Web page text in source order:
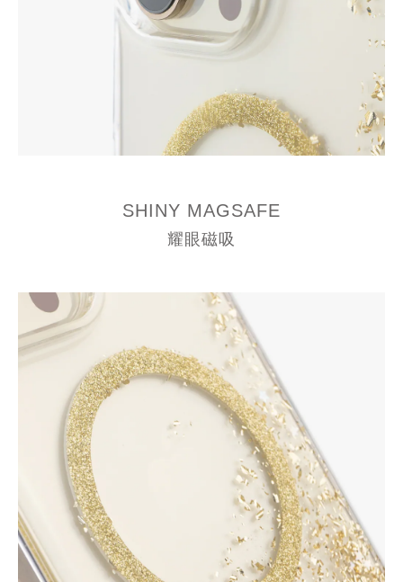
SHINY MAGSAFE
耀眼磁吸